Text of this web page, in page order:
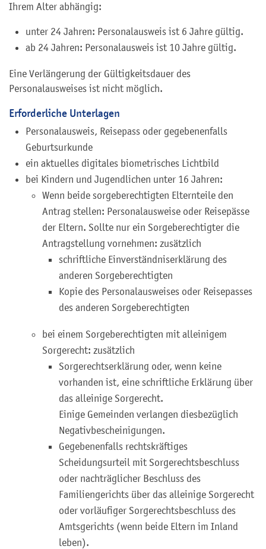
Ihrem Alter abhängig:
unter 24 Jahren: Personalausweis ist 6 Jahre gültig.
ab 24 Jahren: Personalausweis ist 10 Jahre gültig.
Eine Verlängerung der Gültigkeitsdauer des
Personalausweises ist nicht möglich.
Erforderliche Unterlagen
Personalausweis, Reisepass oder gegebenenfalls
Geburtsurkunde
ein aktuelles digitales biometrisches Lichtbild
bei Kindern und Jugendlichen unter 16 Jahren:
Wenn beide sorgeberechtigten Elternteile den
Antrag stellen: Personalausweise oder Reisepässe
der Eltern. Sollte nur ein Sorgeberechtigter die
Antragstellung vornehmen: zusätzlich
schriftliche Einverständniserklärung des
anderen Sorgeberechtigten
Kopie des Personalausweises oder Reisepasses
des anderen Sorgeberechtigten
bei einem Sorgeberechtigten mit alleinigem
Sorgerecht: zusätzlich
Sorgerechtserklärung oder, wenn keine
vorhanden ist, eine schriftliche Erklärung über
das alleinige Sorgerecht.
Einige Gemeinden verlangen diesbezüglich
Negativbescheinigungen.
Gegebenenfalls rechtskräftiges
Scheidungsurteil mit Sorgerechtsbeschluss
oder nachträglicher Beschluss des
Familiengerichts über das alleinige Sorgerecht
oder vorläufiger Sorgerechtsbeschluss des
Amtsgerichts (wenn beide Eltern im Inland
leben).